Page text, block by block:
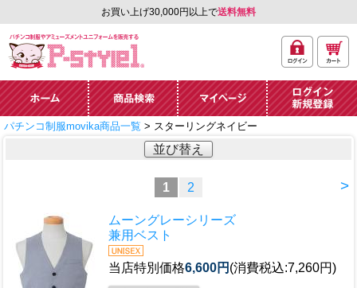
お買い上げ30,000円以上で送料無料
ーズメントユニフォー
ム通販「P-style 1」.
イン
ト
ホーム 商品検索 マイページ
パチンコ制服movika商品一覧 > スターリングネイビー
並び替え
>
1 2
ムーングレーシリーズ
兼用ベスト
当店特別価格6,600円 (消費税込:7,260円)